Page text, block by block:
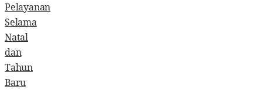
Pelayanan
Selama
Natal
dan
Tahun
Baru